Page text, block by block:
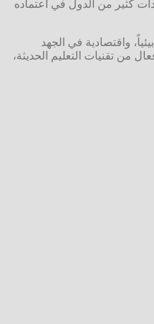
كثير من الدول في اعتماده
واقتصادية في الجهد
من تقنيات التعليم الحديثة،